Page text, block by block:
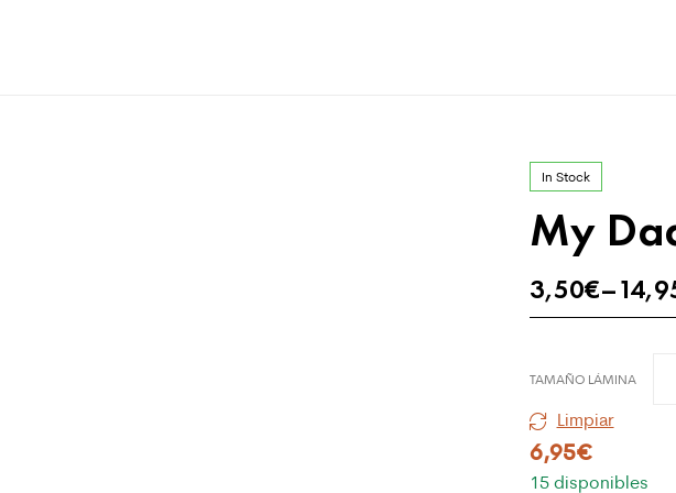
In Stock
My
3,50€–
TAMAÑO LÁMINA
Limpiar
6,95€
15 disponibles